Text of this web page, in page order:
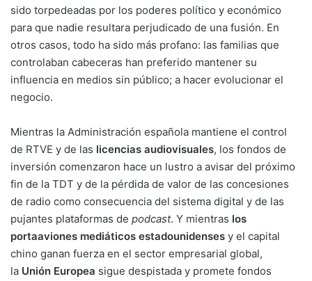
sido torpedeadas por los poderes político y económico
para que nadie resultara perjudicado de una fusión. En
otros casos, todo ha sido más profano: las familias que
controlaban cabeceras han preferido mantener su
influencia en medios sin público; a hacer evolucionar el
negocio.
Mientras la Administración española mantiene el control
de RTVE y de las licencias audiovisuales, los fondos de
inversión comenzaron hace un lustro a avisar del próximo
fin de la TDT y de la pérdida de valor de las concesiones
de radio como consecuencia del sistema digital y de las
pujantes plataformas de podcast. Y mientras los
portaaviones mediáticos estadounidenses y el capital
chino ganan fuerza en el sector empresarial global,
la Unión Europea sigue despistada y promete fondos